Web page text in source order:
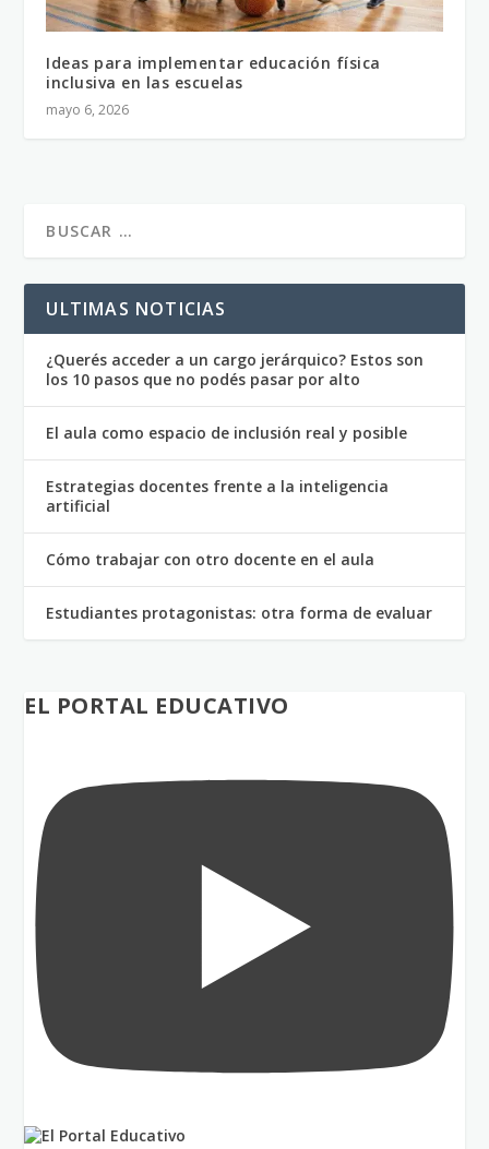
Ideas para implementar educación física
inclusiva en las escuelas
mayo 6, 2026
ULTIMAS NOTICIAS
¿Querés acceder a un cargo jerárquico? Estos son
los 10 pasos que no podés pasar por alto
El aula como espacio de inclusión real y posible
Estrategias docentes frente a la inteligencia
artificial
Cómo trabajar con otro docente en el aula
Estudiantes protagonistas: otra forma de evaluar
EL PORTAL EDUCATIVO